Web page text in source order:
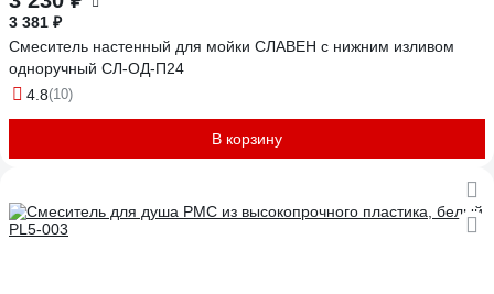
3 381 ₽
Смеситель настенный для мойки СЛАВЕН с нижним изливом
одноручный СЛ-ОД-П24
4.8(10)
В корзину